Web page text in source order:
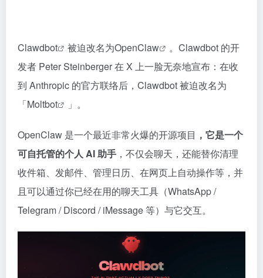
Clawdbot 被迫改名为OpenClaw
。Clawdbot 的开
发者 Peter Steinberger 在 X 上一脸无奈地宣布：在收
到 Anthropic 的官方联络后，Clawdbot 被迫改名为
「Moltbot 」。
OpenClaw 是一个最近非常火爆的开源项目 ，它是一个
可自托管的个人 AI 助手 ，不仅会聊天，还能替你清理
收件箱、发邮件、管理日历、在网页上自动操作等，并
且可以通过你已经在用的聊天工具（WhatsApp /
Telegram / Discord / iMessage 等）与它交互。